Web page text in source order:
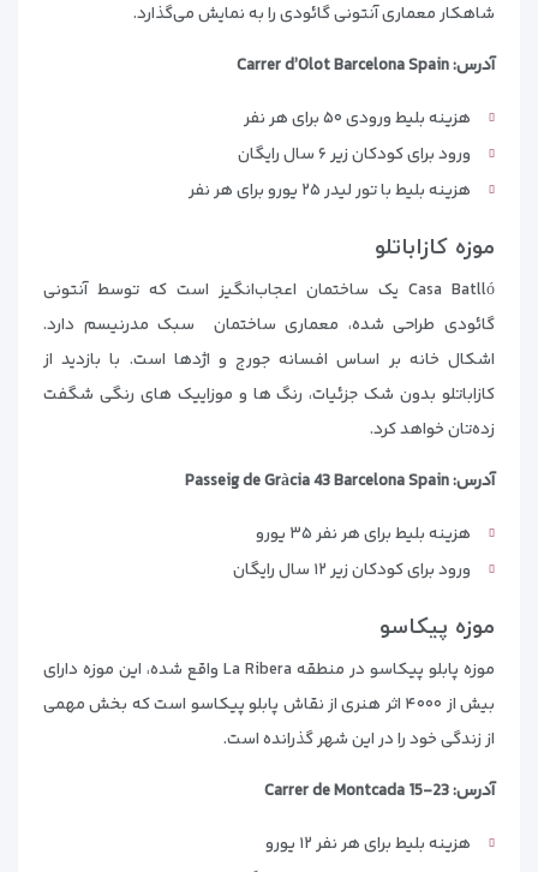
شاهکار معماری آنتونی گائودی را به نمایش می‌گذارد.
آدرس: Carrer d’Olot Barcelona Spain
هزینه بلیط ورودی ۵۰ برای هر نفر
ورود برای کودکان زیر ۶ سال رایگان
هزینه بلیط با تور لیدر ۲۵ یورو برای هر نفر
موزه کازاباتلو
Casa Batlló یک ساختمان اعجاب‌انگیز است که توسط آنتونی
گائودی طراحی شده، معماری ساختمان سبک مدرنیسم دارد.
اشکال خانه بر اساس افسانه جورج و اژدها است. با بازدید از
کازاباتلو بدون شک جزئیات، رنگ ها و موزاییک های رنگی شگفت
زده‌تان خواهد کرد.
آدرس: Passeig de Gràcia 43 Barcelona Spain
هزینه بلیط برای هر نفر ۳۵ یورو
ورود برای کودکان زیر ۱۲ سال رایگان
موزه پیکاسو
موزه پابلو پیکاسو در منطقه La Ribera واقع شده، این موزه دارای
بیش از ۴۰۰۰ اثر هنری از نقاش پابلو پیکاسو است که بخش مهمی
از زندگی خود را در این شهر گذرانده است.
آدرس: Carrer de Montcada 15-23
هزینه بلیط برای هر نفر ۱۲ یورو